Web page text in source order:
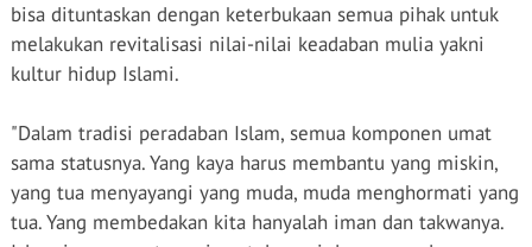
bisa dituntaskan dengan keterbukaan semua pihak untuk
melakukan revitalisasi nilai-nilai keadaban mulia yakni
kultur hidup Islami.
"Dalam tradisi peradaban Islam, semua komponen umat
sama statusnya. Yang kaya harus membantu yang miskin,
yang tua menyayangi yang muda, muda menghormati yang
tua. Yang membedakan kita hanyalah iman dan takwanya.